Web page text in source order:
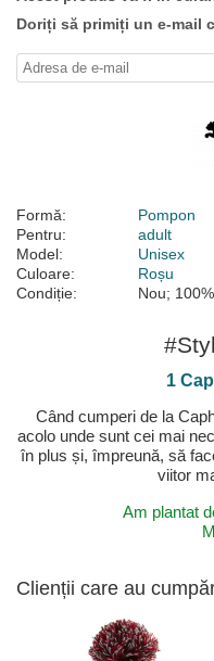
Doriți să primiți un e-mail
Formă:
Pompon
Pentru:
adult
Model:
Unisex
Culoare:
Roșu
Condiție:
Nou;
1
Când cumperi de la
acolo unde sunt cei mai
în plus și, împreună, să
viitor
Am plantat
Clienții care au